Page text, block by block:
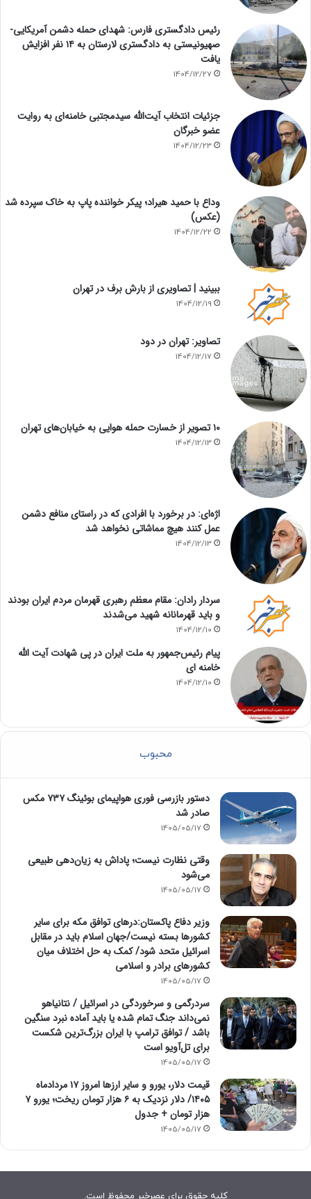
رئیس دادگستری فارس: شهدای حمله دشمن آمریکایی-
صهیونیستی به دادگستری لارستان به ۱۴ نفر افزایش
یافت
1404/12/27
جزئیات انتخاب آیت‌الله سیدمجتبی خامنه‌ای به روایت
عضو خبرگان
1404/12/23
وداع با حمید هیراد؛ پیکر خواننده پاپ به خاک سپرده شد
(عکس)
1404/12/22
ببینید | تصاویری از بارش برف در تهران
1404/12/19
تصاویر: تهران در دود
1404/12/17
۱۰ تصویر از خسارت حمله هوایی به خیابان‌های تهران
1404/12/13
اژه‌ای: در برخورد با افرادی که در راستای منافع دشمن
عمل کنند هیچ مماشاتی نخواهد شد
1404/12/13
سردار رادان: مقام معظم رهبری قهرمان مردم ایران بودند
و باید قهرمانانه شهید می‌شدند
1404/12/10
پیام رئیس‌جمهور به ملت ایران در پی شهادت آیت الله
خامنه ای
1404/12/10
محبوب
دستور بازرسی فوری هواپیمای بوئینگ ۷۳۷ مکس
صادر شد
1405/05/17
وقتی نظارت نیست؛ پاداش به زیان‌دهی طبیعی
می‌شود
1405/05/17
وزیر دفاع پاکستان:درهای توافق مکه برای سایر
کشورها بسته نیست/جهان اسلام باید در مقابل
اسرائیل متحد شود/ کمک به حل اختلاف میان
کشورهای برادر و اسلامی
1405/05/17
سردرگمی و سرخوردگی در اسرائیل / نتانیاهو
نمی‌داند جنگ تمام شده یا باید آماده نبرد سنگین
باشد / توافق ترامپ با ایران بزرگ‌ترین شکست
برای تل‌آویو است
1405/05/17
قیمت دلار، یورو و سایر ارزها امروز ۱۷ مردادماه
۱۴۰۵/ دلار نزدیک به ۶ هزار تومان ریخت؛ یورو ۷
هزار تومان + جدول
1405/05/17